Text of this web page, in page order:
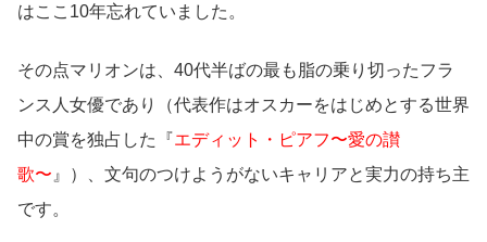
はここ10年忘れていました。
その点マリオンは、40代半ばの最も脂の乗り切ったフラ
ンス人女優であり（代表作はオスカーをはじめとする世界
中の賞を独占した『エディット・ピアフ〜愛の讃
歌〜 』）、文句のつけようがないキャリアと実力の持ち主
です。